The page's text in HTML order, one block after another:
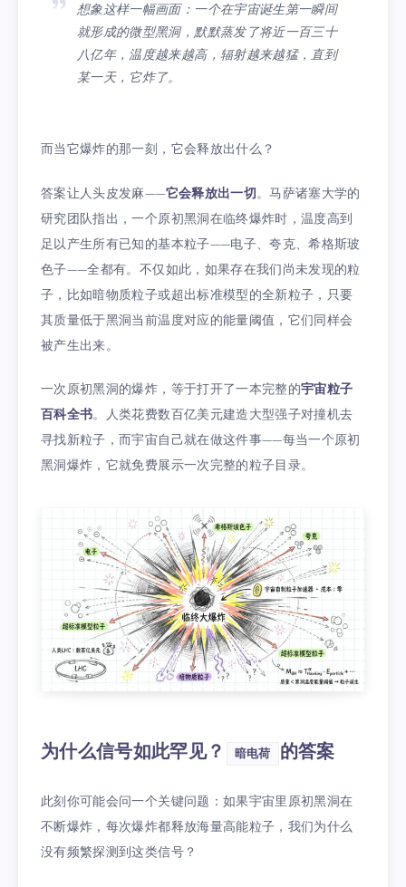
想象这样一幅画面：一个在宇宙诞生第一瞬间
就形成的微型黑洞，默默蒸发了将近一百三十
八亿年，温度越来越高，辐射越来越猛，直到
某一天，它炸了。
而当它爆炸的那一刻，它会释放出什么？
答案让人头皮发麻——它会释放出一切。马萨诸塞大学的
研究团队指出，一个原初黑洞在临终爆炸时，温度高到
足以产生所有已知的基本粒子——电子、夸克、希格斯玻
色子——全都有。不仅如此，如果存在我们尚未发现的粒
子，比如暗物质粒子或超出标准模型的全新粒子，只要
其质量低于黑洞当前温度对应的能量阈值，它们同样会
被产生出来。
一次原初黑洞的爆炸，等于打开了一本完整的宇宙粒子
百科全书。人类花费数百亿美元建造大型强子对撞机去
寻找新粒子，而宇宙自己就在做这件事——每当一个原初
黑洞爆炸，它就免费展示一次完整的粒子目录。
为什么信号如此罕见？ 暗电荷 的答案
此刻你可能会问一个关键问题：如果宇宙里原初黑洞在
不断爆炸，每次爆炸都释放海量高能粒子，我们为什么
没有频繁探测到这类信号？